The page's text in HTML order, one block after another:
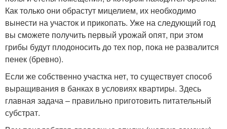
Как только они обрастут мицелием, их необходимо
вынести на участок и прикопать. Уже на следующий год
вы сможете получить первый урожай опят, при этом
грибы будут плодоносить до тех пор, пока не развалится
пенек (бревно).
Если же собственно участка нет, то существует способ
выращивания в банках в условиях квартиры. Здесь
главная задача – правильно приготовить питательный
субстрат.